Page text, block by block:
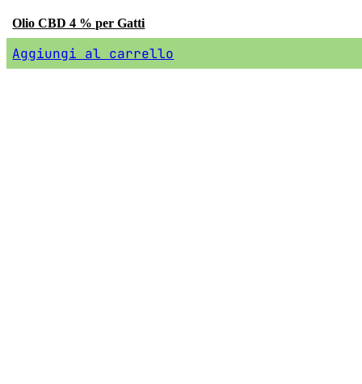
Olio CBD 4 % per Gatti
Aggiungi al carrello